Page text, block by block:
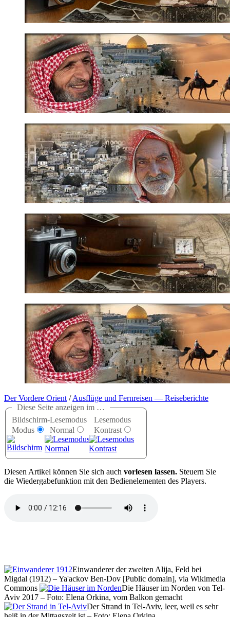
Der Vordere Orient/Ausflüge und Fernreisen — Reiseberichte
Diese Seite anzeigen im …
Bildschirm-
Modus
Lesemodus
Normal
Lesemodus
Kontrast
Diesen Artikel können Sie sich auch vorlesen lassen. Steuern Sie
die Wiedergabefunktion mit den Bedienelementen des Players.
Einwanderer der zweiten Alija, Feld bei
Migdal (1912) – Ya'ackov Ben-Dov [Public domain], via Wikimedia
Commons
Die Häuser im Norden von Tel-
Aviv 2017 – Foto: Elena Orkina, vom Balkon gemacht
Der Strand in Tel-Aviv, leer, weil es sehr